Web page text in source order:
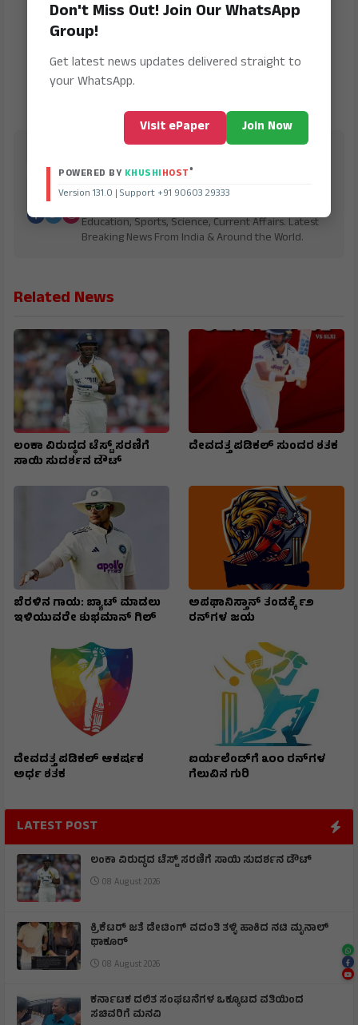
Bharath Vaibhav
is Digital Online Newspaper, Publishing Platform
From INDIA. Karnataka, National & International,
Education, Sports, Science, Current Affairs. Latest
Breaking News From India & Around the World.
Related News
ಲಂಕಾ ವಿರುದ್ಧದ ಟೆಸ್ಟ್ ಸರಣಿಗೆ
ಸಾಯಿ ಸುದರ್ಶನ ಡೌಟ್
ದೇವದತ್ತ ಪಡಿಕಲ್ ಸುಂದರ ಶತಕ
ಬೆರಳಿನ ಗಾಯ: ಬ್ಯಾಟ್ ಮಾಡಲು
ಇಳಿಯುವರೇ ಶುಭಮಾನ್ ಗಿಲ್
ಅಪಘಾನಿಸ್ತಾನ್ ತಂಡಕ್ಕೆ ೯೨
ರನ್‌ಗಳ ಜಯ
ದೇವದತ್ತ ಪಡಿಕಲ್ ಆಕರ್ಷಕ
ಅರ್ಧ ಶತಕ
ಐರ್ಯಲೆಂಡ್‌ಗೆ ೩೦೦ ರನ್‌ಗಳ
ಗೆಲುವಿನ ಗುರಿ
LATEST POST
ಲಂಕಾ ವಿರುದ್ಧದ ಟೆಸ್ಟ್ ಸರಣಿಗೆ ಸಾಯಿ ಸುದರ್ಶನ ಡೌಟ್
08 August 2026
ಕ್ರಿಕೆಟರ್ ಜತೆ ಡೇಟಿಂಗ್ ವದಂತಿ ತಳ್ಳಿ ಹಾಕಿದ ನಟಿ ಮೃನಾಲ್
ಥಾಕೂರ್
08 August 2026
ಕರ್ನಾಟಕ ದಲಿತ ಸಂಘಟನೆಗಳ ಒಕ್ಕೂಟದ ವತಿಯಿಂದ
ಸಚಿವರಿಗೆ ಮನವಿ
Don't Miss Out! Join Our WhatsApp
Group!
Get latest news updates delivered straight to
your WhatsApp.
Visit ePaper Join Now
POWERED BY KHUSHIHOST®
Version 131.0 | Support +91 90603 29333